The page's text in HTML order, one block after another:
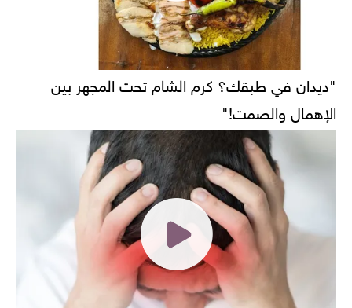
"ديدان في طبقك؟ كرم الشام تحت المجهر بين
الإهمال والصمت!"